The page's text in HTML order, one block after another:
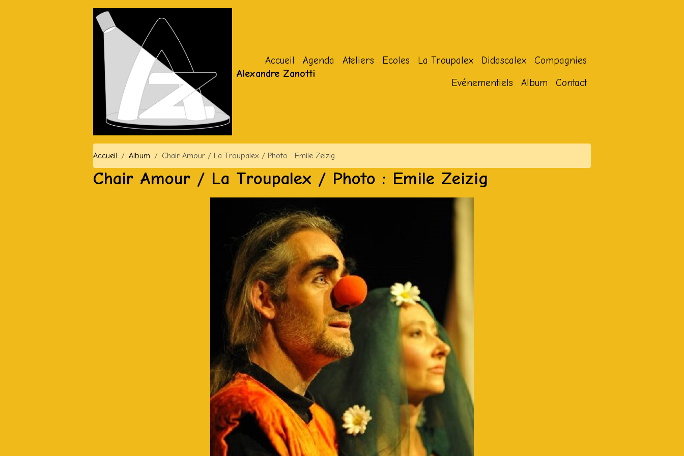
Alexandre Zanotti
Accueil Agenda Ateliers Ecoles La Troupalex Didascalex
Compagnies
Evénementiels
Album Contact
Accueil Album Chair Amour / La Troupalex / Photo : Emile Zeizig
Chair Amour / La Troupalex / Photo : Emile Zeizig